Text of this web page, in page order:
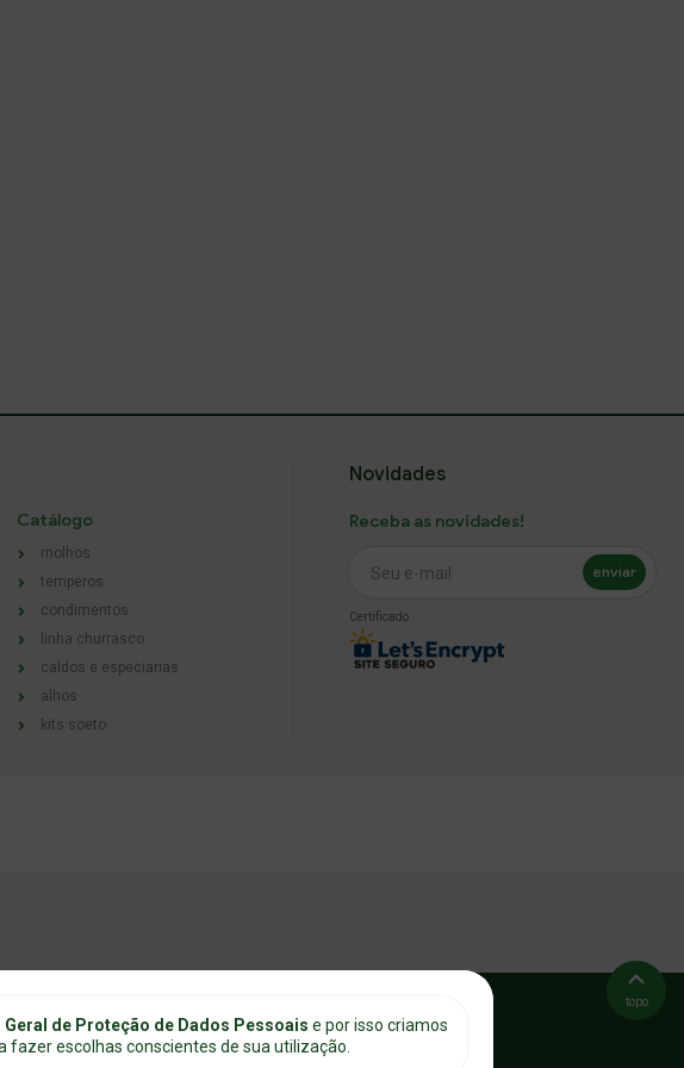
Catálogo
molhos
temperos
condimentos
linha churrasco
caldos e especiarias
alhos
kits soeto
Novidades
Receba as novidades!
Seu e-mail enviar
Certificado
topo
Geral de Proteção de Dados Pessoais e por isso criamos
escolhas conscientes de sua utilização.